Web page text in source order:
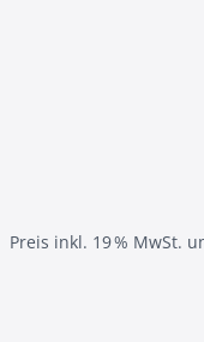
Preis inkl. 19 % MwSt.